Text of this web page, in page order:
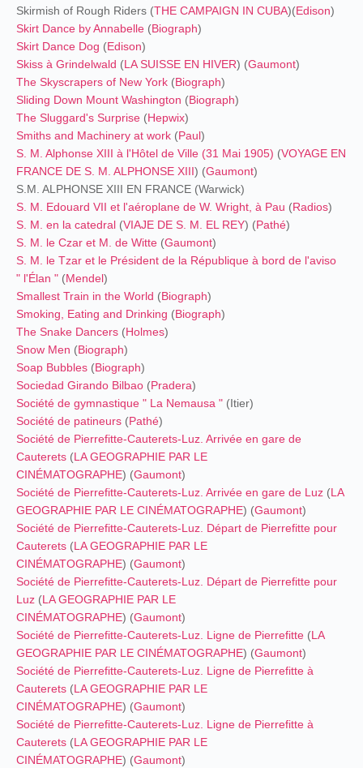
Skirmish of Rough Riders (THE CAMPAIGN IN CUBA)(Edison)
Skirt Dance by Annabelle (Biograph)
Skirt Dance Dog (Edison)
Skiss à Grindelwald (LA SUISSE EN HIVER) (Gaumont)
The Skyscrapers of New York (Biograph)
Sliding Down Mount Washington (Biograph)
The Sluggard's Surprise (Hepwix)
Smiths and Machinery at work (Paul)
S. M. Alphonse XIII à l'Hôtel de Ville (31 Mai 1905) (VOYAGE EN
FRANCE DE S. M. ALPHONSE XIII) (Gaumont)
S.M. ALPHONSE XIII EN FRANCE (Warwick)
S. M. Edouard VII et l'aéroplane de W. Wright, à Pau (Radios)
S. M. en la catedral (VIAJE DE S. M. EL REY) (Pathé)
S. M. le Czar et M. de Witte (Gaumont)
S. M. le Tzar et le Président de la République à bord de l'aviso
" l'Élan " (Mendel)
Smallest Train in the World (Biograph)
Smoking, Eating and Drinking (Biograph)
The Snake Dancers (Holmes)
Snow Men (Biograph)
Soap Bubbles (Biograph)
Sociedad Girando Bilbao (Pradera)
Société de gymnastique " La Nemausa " (Itier)
Société de patineurs (Pathé)
Société de Pierrefitte-Cauterets-Luz. Arrivée en gare de
Cauterets (LA GEOGRAPHIE PAR LE
CINÉMATOGRAPHE) (Gaumont)
Société de Pierrefitte-Cauterets-Luz. Arrivée en gare de Luz (LA
GEOGRAPHIE PAR LE CINÉMATOGRAPHE) (Gaumont)
Société de Pierrefitte-Cauterets-Luz. Départ de Pierrefitte pour
Cauterets (LA GEOGRAPHIE PAR LE
CINÉMATOGRAPHE) (Gaumont)
Société de Pierrefitte-Cauterets-Luz. Départ de Pierrefitte pour
Luz (LA GEOGRAPHIE PAR LE
CINÉMATOGRAPHE) (Gaumont)
Société de Pierrefitte-Cauterets-Luz. Ligne de Pierrefitte (LA
GEOGRAPHIE PAR LE CINÉMATOGRAPHE) (Gaumont)
Société de Pierrefitte-Cauterets-Luz. Ligne de Pierrefitte à
Cauterets (LA GEOGRAPHIE PAR LE
CINÉMATOGRAPHE) (Gaumont)
Société de Pierrefitte-Cauterets-Luz. Ligne de Pierrefitte à
Cauterets (LA GEOGRAPHIE PAR LE
CINÉMATOGRAPHE) (Gaumont)